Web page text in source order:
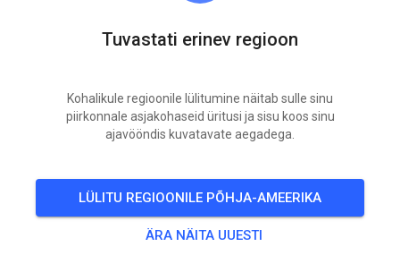
KÕIK ÜRITUSED
4919
8 kuu eest
Tuvastati erinev regioon
Kohalikule regioonile lülitumine näitab sulle sinu
piirkonnale asjakohaseid üritusi ja sisu koos sinu
ajavööndis kuvatavate aegadega.
LÜLITU REGIOONILE PÕHJA-AMEERIKA
ÄRA NÄITA UUESTI